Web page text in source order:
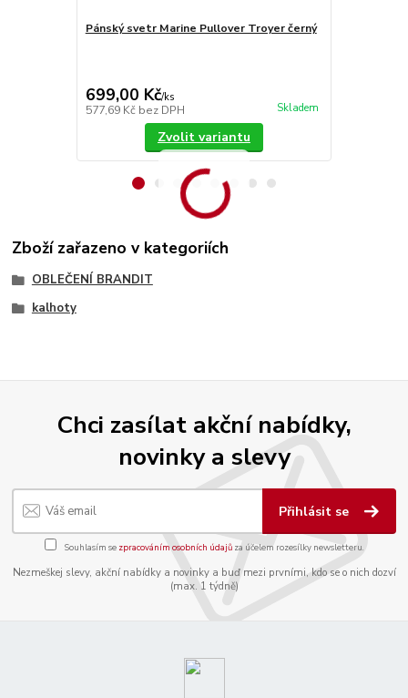
Pánský svetr Marine Pullover Troyer černý
699,00 Kč/ks
577,69 Kč bez DPH Skladem
Zvolit variantu
Zboží zařazeno v kategoriích
OBLEČENÍ BRANDIT
kalhoty
Chci zasílat akční nabídky,
novinky a slevy
Přihlásit se
Souhlasím se zpracováním osobních údajůza účelem rozesílky newsletteru.
Nezmeškej slevy, akční nabídky a novinky a buď mezi prvními, kdo se o nich dozví
(max. 1 týdně)